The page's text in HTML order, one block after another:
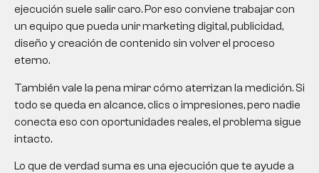
ejecución suele salir caro. Por eso conviene trabajar con
un equipo que pueda unir marketing digital, publicidad,
diseño y creación de contenido sin volver el proceso
eterno.
También vale la pena mirar cómo aterrizan la medición. Si
todo se queda en alcance, clics o impresiones, pero nadie
conecta eso con oportunidades reales, el problema sigue
intacto.
Lo que de verdad suma es una ejecución que te ayude a